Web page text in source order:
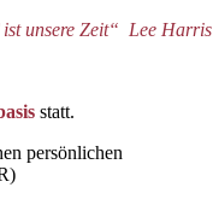
ist unsere Zeit“ Lee Harris
statt.
persönlichen